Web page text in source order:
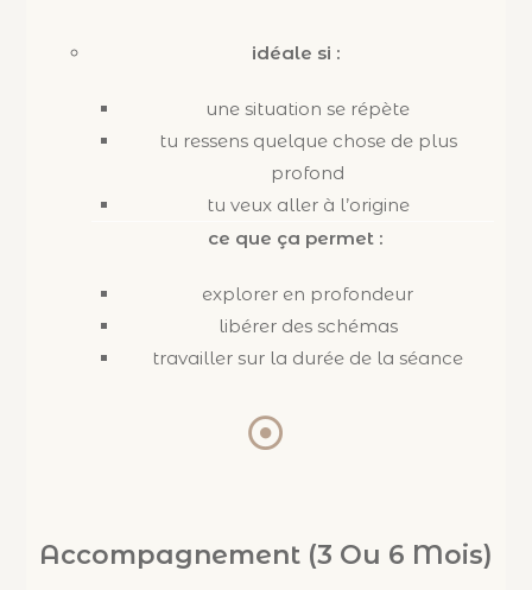
idéale si :
une situation se répète
tu ressens quelque chose de plus
profond
tu veux aller à l’origine
ce que ça permet :
explorer en profondeur
libérer des schémas
travailler sur la durée de la séance
Accompagnement (3 Ou 6 Mois)